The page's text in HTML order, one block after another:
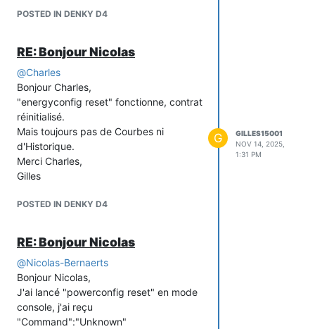
POSTED IN DENKY D4
RE: Bonjour Nicolas
@Charles
Bonjour Charles,
"energyconfig reset" fonctionne, contrat
réinitialisé.
Mais toujours pas de Courbes ni
d'Historique.
Merci Charles,
Gilles
POSTED IN DENKY D4
G
GILLES15001
NOV 14, 2025,
1:31 PM
RE: Bonjour Nicolas
@Nicolas-Bernaerts
Bonjour Nicolas,
J'ai lancé "powerconfig reset" en mode
console, j'ai reçu
"Command":"Unknown"